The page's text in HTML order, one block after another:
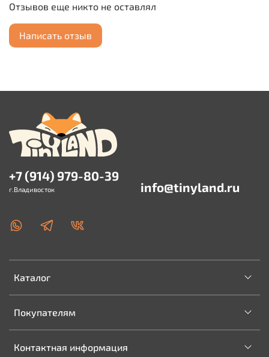
Отзывов еще никто не оставлял
Написать отзыв
Каталог
Покупателям
Контактная информация
+7 (914) 979-80-39
г.Владивосток info@tinyland.ru